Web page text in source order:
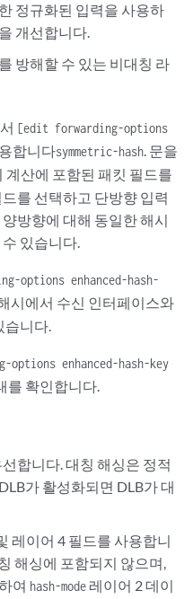
정규화된 입력을 사용하
개선합니다.
방해할 수 있는 비대칭 라
[edit forwarding-options
합니다symmetric-hash. 문을
계산에 포함된 패킷 필드를
를 선택하고 단방향 입력
방향에 대해 동일한 해시
있습니다.
options enhanced-hash-
시에서 수신 인터페이스와
습니다.
options enhanced-hash-key
를 확인합니다.
합니다. 대칭 해싱은 정적
가 활성화되면 DLB가 대
레이어 4 필드를 사용합니
해싱에 포함되지 않으며,
여 hash-mode 레이어 2 데이